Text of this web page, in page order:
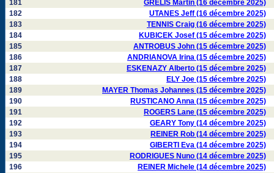
181
GRELIS Martin (16 décembre 2025)
182
UTANES Jeff (16 décembre 2025)
183
TENNIS Craig (16 décembre 2025)
184
KUBICEK Josef (15 décembre 2025)
185
ANTROBUS John (15 décembre 2025)
186
ANDRIANOVA Irina (15 décembre 2025)
187
ESKENAZY Alberto (15 décembre 2025)
188
ELY Joe (15 décembre 2025)
189
MAYER Thomas Johannes (15 décembre 2025)
190
RUSTICANO Anna (15 décembre 2025)
191
ROGERS Lane (15 décembre 2025)
192
GEARY Tony (14 décembre 2025)
193
REINER Rob (14 décembre 2025)
194
GIBERTI Eva (14 décembre 2025)
195
RODRIGUES Nuno (14 décembre 2025)
196
REINER Michele (14 décembre 2025)